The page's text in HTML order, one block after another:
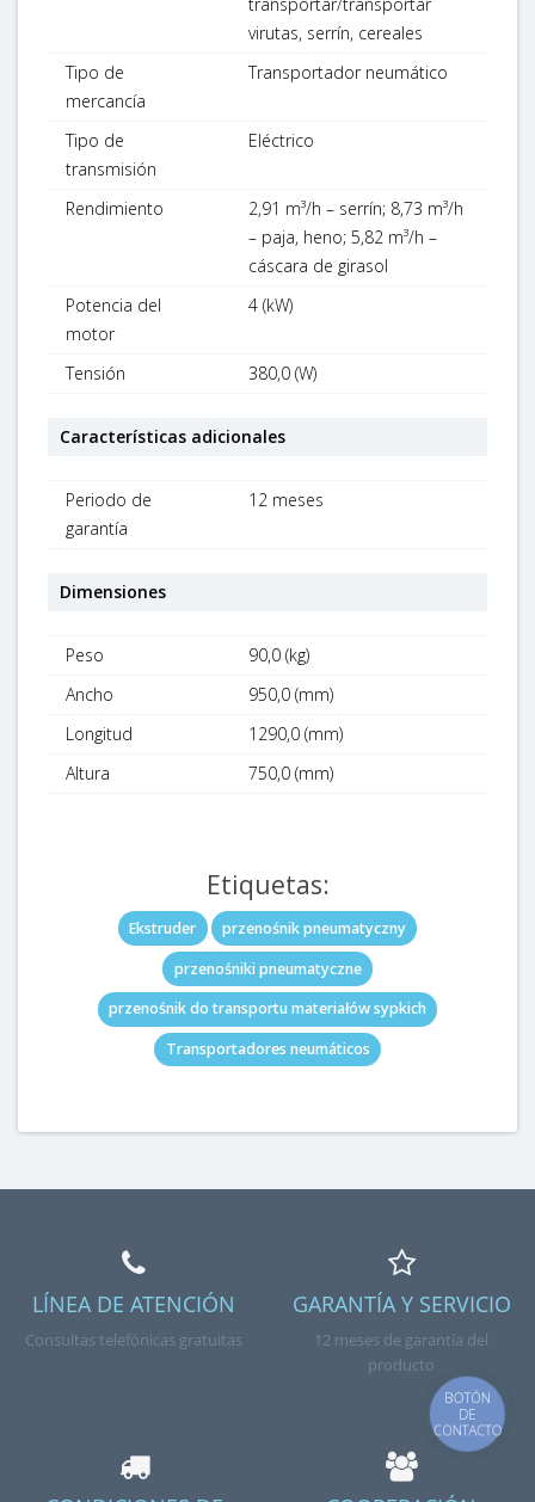
transportar/transportar
virutas, serrín, cereales
Tipo de
mercancía
Transportador neumático
Tipo de
transmisión
Eléctrico
Rendimiento
2,91 m³/h – serrín; 8,73 m³/h
– paja, heno; 5,82 m³/h –
cáscara de girasol
Potencia del
motor
4 (kW)
Tensión 380,0 (W)
Características adicionales
Periodo de
garantía
12 meses
Dimensiones
Peso
90,0 (kg)
Ancho
950,0 (mm)
Longitud
1290,0 (mm)
Altura
750,0 (mm)
Etiquetas:
Ekstruder
przenośnik pneumatyczny
przenośniki pneumatyczne
przenośnik do transportu materiałów sypkich
Transportadores neumáticos
LÍNEA DE ATENCIÓN
Consultas telefónicas gratuitas
GARANTÍA Y SERVICIO
12 meses de garantía del
producto
BOTÓN
DE
CONTACTO